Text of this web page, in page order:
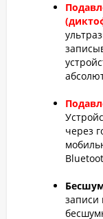
через
записи